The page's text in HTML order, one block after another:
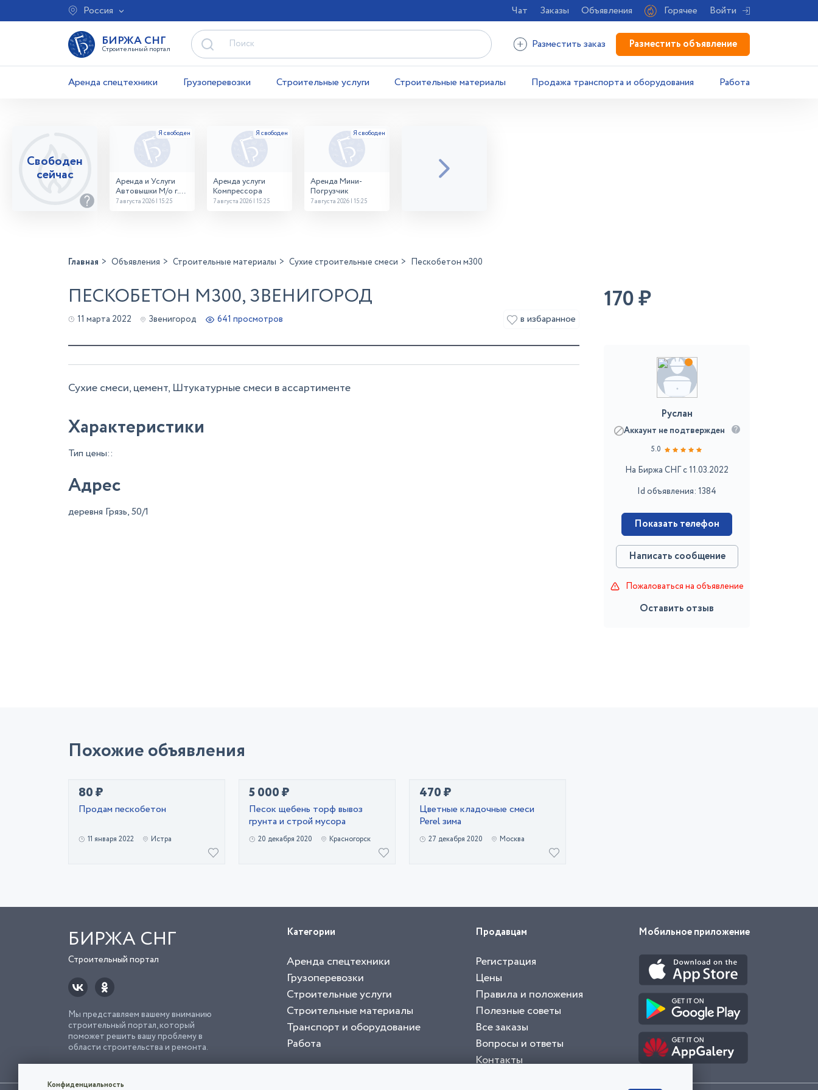
Россия Чат Заказы Объявления Горячее Войти
БИРЖА СНГ
Строительный портал Разместить заказ Разместить объявление
Аренда спецтехники Грузоперевозки Строительные услуги Строительные материалы Продажа транспорта и оборудования Работа
Свободен
сейчас
Аренда и Услуги
Автовышки М/о г.
Домодедово
7 августа 2026 | 15:25
Аренда услуги
Компрессора
7 августа 2026 | 15:25
Аренда Мини-
Погрузчик
7 августа 2026 | 15:25
Главная Объявления Строительные материалы Сухие строительные смеси Пескобетон м300
ПЕСКОБЕТОН М300, ЗВЕНИГОРОД
11 марта 2022 Звенигород 641 просмотров в избаранное
170₽
Сухие смеси, цемент, Штукатурные смеси в ассартименте
Характеристики
Тип цены::
Адрес
деревня Грязь, 50/1
Руслан
Аккаунт не подтвержден
5.0
На Биржа СНГ с 11.03.2022
Id объявления: 1384
Показать телефон
Написать сообщение
Пожаловаться на объявление
Оставить отзыв
Похожие объявления
80 ₽
Продам пескобетон
11 января 2022 Истра
5 000 ₽
Песок щебень торф вывоз
грунта и строй мусора
20 декабря 2020 Красногорск
470 ₽
Цветные кладочные смеси
Perel зима
27 декабря 2020 Москва
БИРЖА СНГ
Строительный портал
Мы представляем вашему вниманию
строительный портал, который
поможет решить вашу проблему в
области строительства и ремонта.
Категории
Аренда спецтехники
Грузоперевозки
Строительные услуги
Строительные материалы
Транспорт и оборудование
Работа
Продавцам
Регистрация
Цены
Правила и положения
Полезные советы
Все заказы
Вопросы и ответы
Контакты
Мобильное приложение
Конфиденциальность